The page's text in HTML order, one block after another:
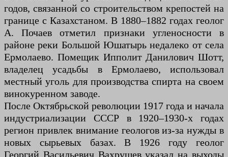
годов, связанной со строительством крепостей на
границе с Казахстаном. В 1880–1882 годах геолог
А. Почаев отметил признаки угленосности в
районе реки Большой Юшатырь недалеко от села
Ермолаево. Помещик Ипполит Данилович Шотт,
владелец усадьбы в Ермолаево, использовал
местный уголь для производства спирта на своем
винокуренном заводе.
После Октябрьской революции 1917 года и начала
индустриализации СССР в 1920–1930-х годах
регион привлек внимание геологов из-за нужды в
новых сырьевых базах. В 1926 году геолог
Георгий Васильевич Вахрушев указал на выходы